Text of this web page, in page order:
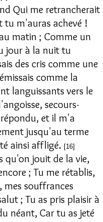
Qui me retrancherait
tu m'auras achevé !
matin ; Comme un
jour à la nuit tu
des cris comme une
comme la
languissants vers le
secours-
et il m'a
jusqu'au terme
ainsi affligé. [16]
qu'on jouit de la vie,
; Tu me rétablis,
mes souffrances
; Tu as pris plaisir à
néant, Car tu as jeté